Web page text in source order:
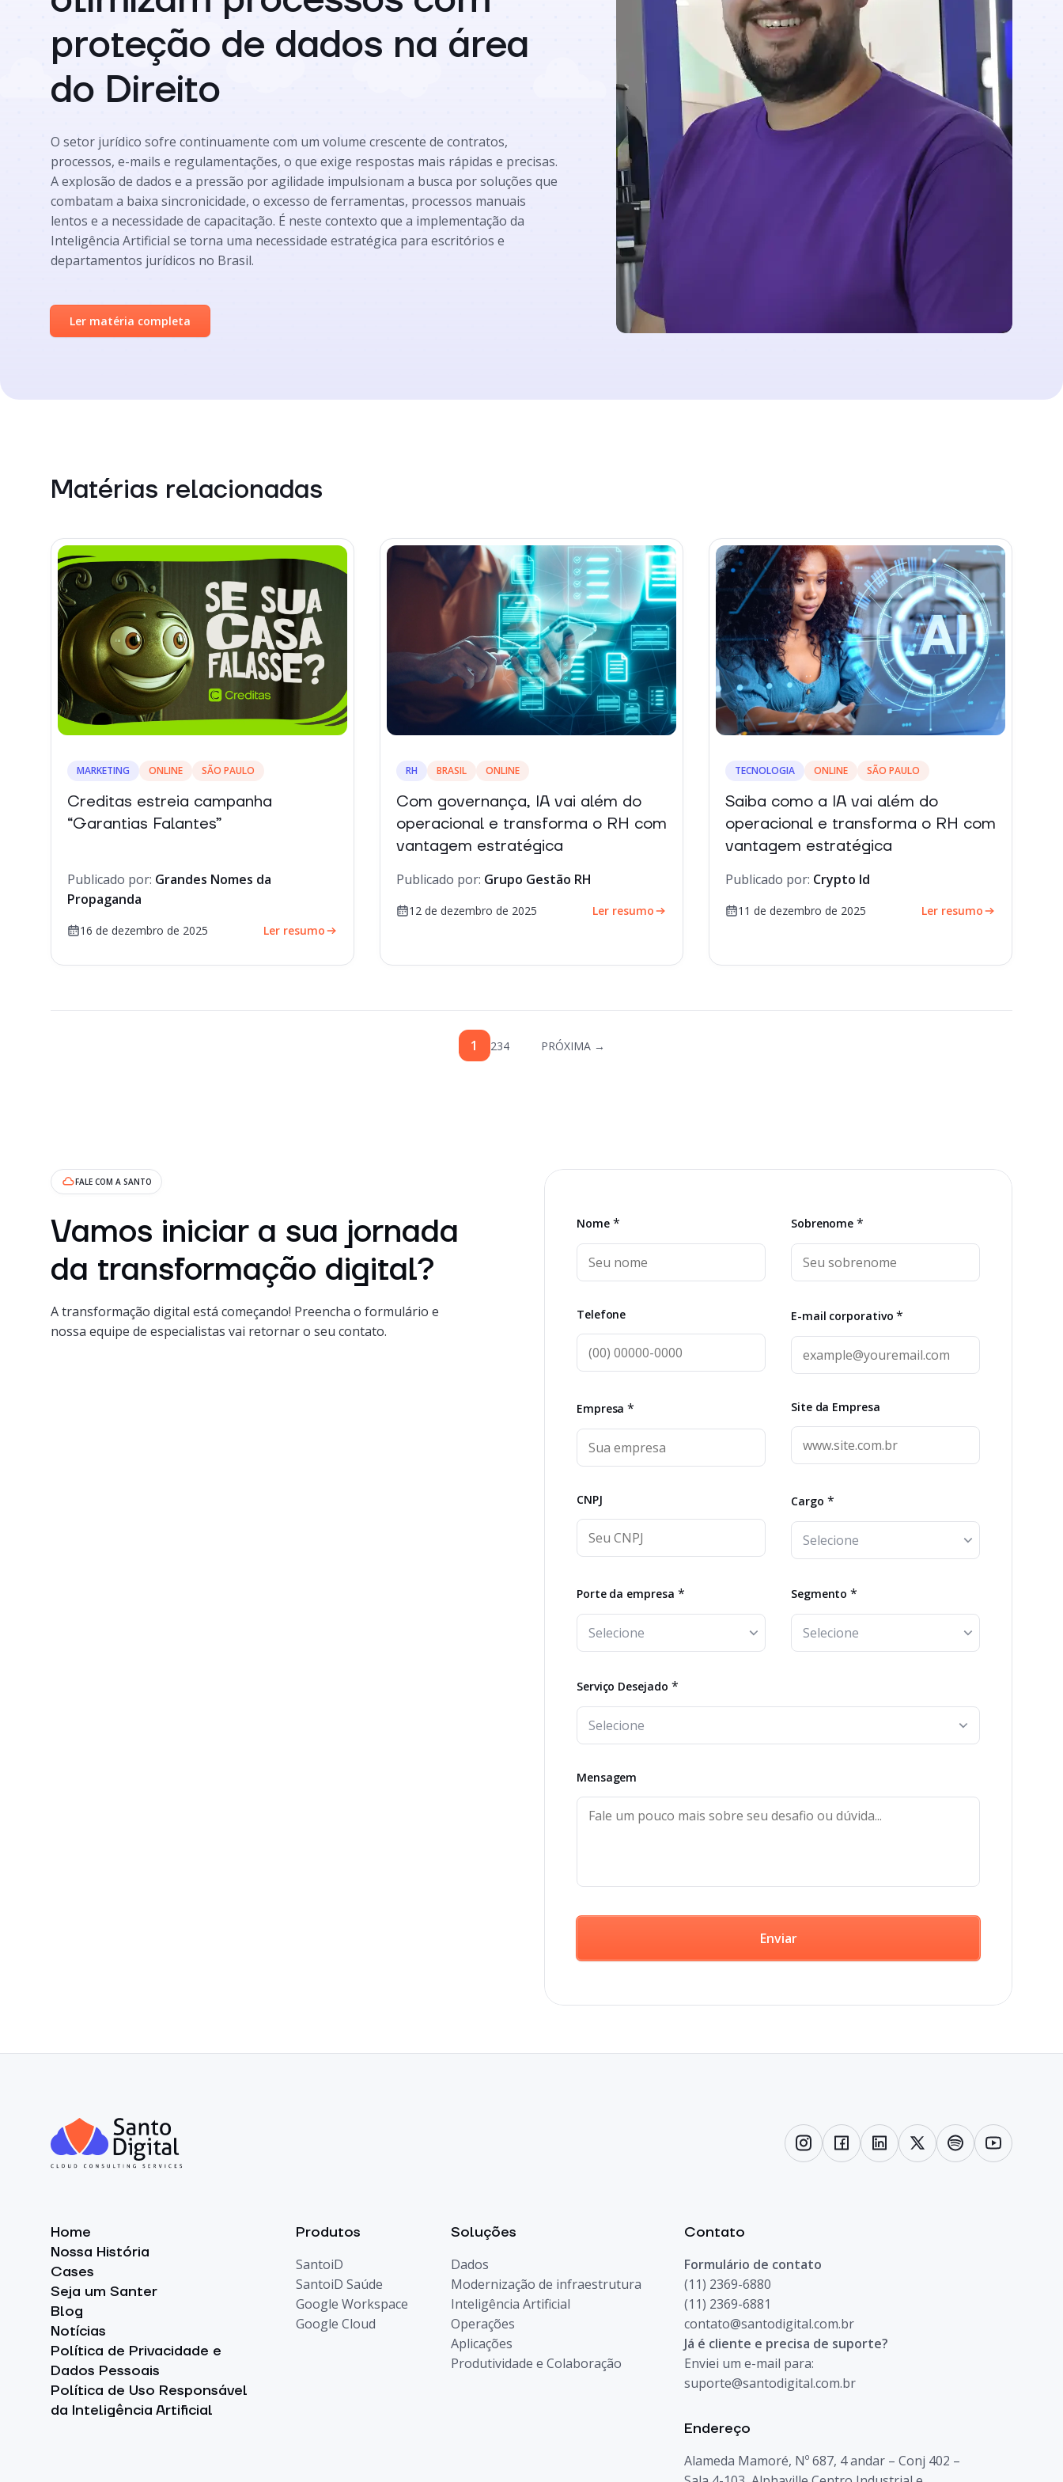
proteção de dados na área
do Direito
O setor jurídico sofre continuamente com um volume crescente de contratos,
processos, e-mails e regulamentações, o que exige respostas mais rápidas e precisas.
A explosão de dados e a pressão por agilidade impulsionam a busca por soluções que
combatam a baixa sincronicidade, o excesso de ferramentas, processos manuais
lentos e a necessidade de capacitação. É neste contexto que a implementação da
Inteligência Artificial se torna uma necessidade estratégica para escritórios e
departamentos jurídicos no Brasil.
Ler matéria completa
Matérias relacionadas
MARKETING ONLINE SÃO PAULO
Creditas estreia campanha
“Garantias Falantes”
Publicado por: Grandes Nomes da
Propaganda
16 de dezembro de 2025 Ler resumo
RH BRASIL ONLINE
Com governança, IA vai além do
operacional e transforma o RH com
vantagem estratégica
Publicado por: Grupo Gestão RH
12 de dezembro de 2025 Ler resumo
TECNOLOGIA ONLINE SÃO PAULO
Saiba como a IA vai além do
operacional e transforma o RH com
vantagem estratégica
Publicado por: Crypto Id
11 de dezembro de 2025 Ler resumo
1 234 PRÓXIMA →
FALE COM A SANTO
Vamos iniciar a sua jornada
da transformação digital?
A transformação digital está começando! Preencha o formulário e
nossa equipe de especialistas vai retornar o seu contato.
Nome * Sobrenome*
Telefone E-mail corporativo*
Empresa* Site da Empresa
CNPJ Cargo *
Porte da empresa * Segmento*
Serviço Desejado *
Mensagem
Enviar
Home
Nossa História
Cases
Seja um Santer
Blog
Notícias
Política de Privacidade e
Dados Pessoais
Política de Uso Responsável
da Inteligência Artificial
Produtos
SantoiD
SantoiD Saúde
Google Workspace
Google Cloud
Soluções
Dados
Modernização de infraestrutura
Inteligência Artificial
Operações
Aplicações
Produtividade e Colaboração
Contato
Formulário de contato
(11) 2369-6880
(11) 2369-6881
contato@santodigital.com.br
Já é cliente e precisa de suporte?
Enviei um e-mail para:
suporte@santodigital.com.br
Endereço
Alameda Mamoré, Nº 687, 4 andar – Conj 402 –